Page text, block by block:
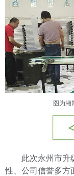
图为湘
此次永州市升
性、公司信誉多方